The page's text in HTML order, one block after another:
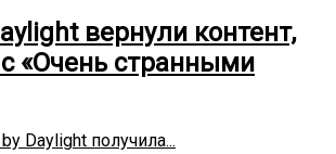
вернули контент,
«Очень странными
Daylight получила...